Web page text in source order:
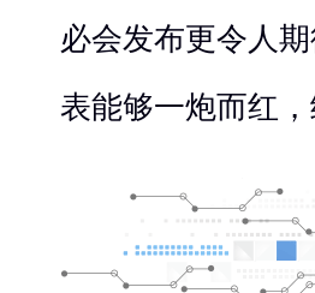
必会发布更令人
表能够一炮而红